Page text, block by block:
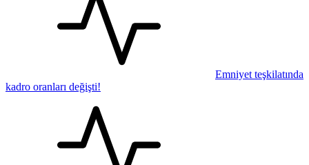
Emniyet teşkilatında
kadro oranları değişti!